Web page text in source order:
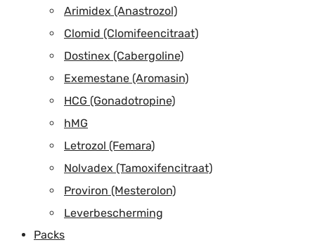
Arimidex (Anastrozol)
Clomid (Clomifeencitraat)
Dostinex (Cabergoline)
Exemestane (Aromasin)
HCG (Gonadotropine)
hMG
Letrozol (Femara)
Nolvadex (Tamoxifencitraat)
Proviron (Mesterolon)
Leverbescherming
Packs